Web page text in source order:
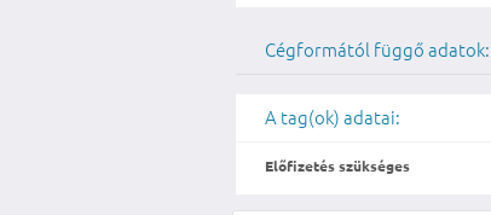
Cégformától függő adatok:
A tag(ok) adatai:
Előfizetés szükséges